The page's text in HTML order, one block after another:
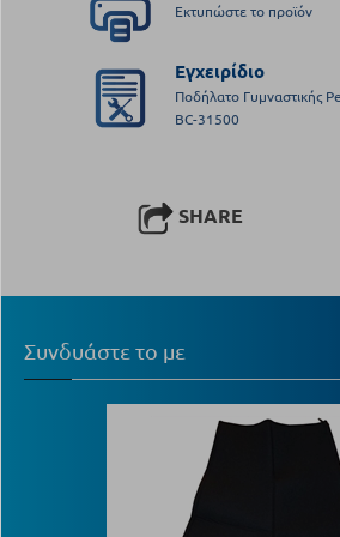
Εκτυπώστε το προϊόν
Εγχειρίδιο
Ποδήλατο Γυμναστικής
BC-31500
SHARE
Συνδυάστε το με